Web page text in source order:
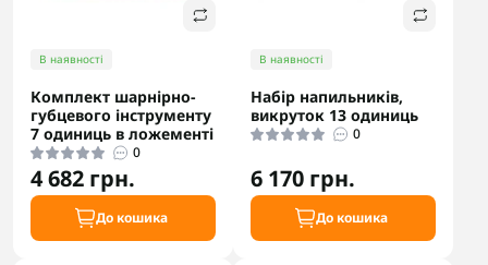
В наявності
Комплект шарнірно-
губцевого інструменту
7 одиниць в ложементі
0
4 682 грн.
До кошика
В наявності
Набір напильників,
викруток 13 одиниць
0
6 170 грн.
До кошика